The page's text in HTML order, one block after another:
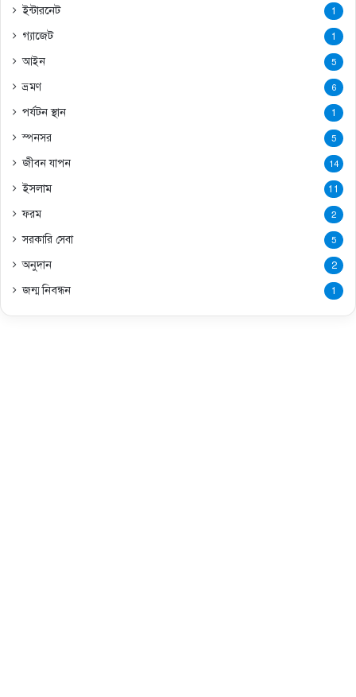
ইন্টারনেট 1
গ্যাজেট 1
আইন 5
ভ্রমণ 6
পর্যটন স্থান 1
স্পনসর 5
জীবন যাপন 14
ইসলাম 11
ফরম 2
সরকারি সেবা 5
অনুদান 2
জন্ম নিবন্ধন 1